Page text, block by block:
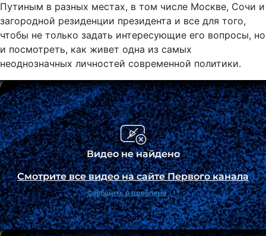
Путиным в разных местах, в том числе Москве, Сочи и
загородной резиденции президента и все для того,
чтобы не только задать интересующие его вопросы, но
и посмотреть, как живет одна из самых
неоднозначных личностей современной политики.